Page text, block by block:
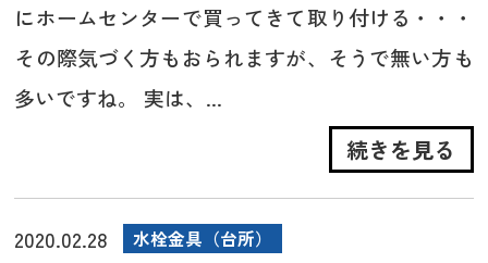
にホームセンターで買ってきて取り付ける・・・
その際気づく方もおられますが、そうで無い方も
多いですね。 実は、...
続きを見る
2020.02.28 水栓金具（台所）